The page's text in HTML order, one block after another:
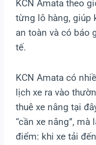
KCN Amata theo
từng lô hàng, giúp
an toàn và có báo
tế.
KCN Amata có
lịch xe ra vào
thuê xe nâng tại
“cần xe nâng”,
điểm: khi xe tải